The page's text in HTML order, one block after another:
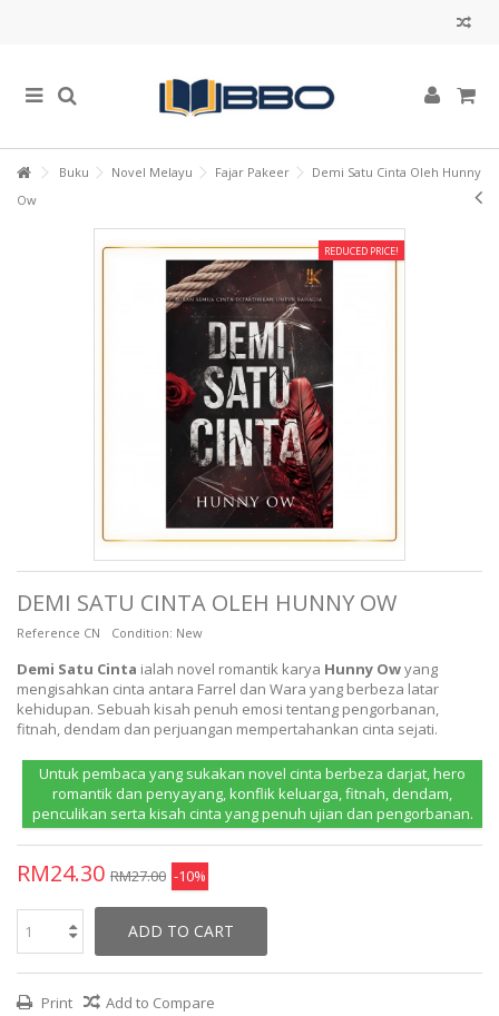
Buku Novel Melayu Fajar Pakeer
Demi Satu Cinta Oleh Hunny
Ow
REDUCED PRICE!
DEMI SATU CINTA OLEH HUNNY OW
Reference CN Condition: New
Demi Satu Cinta ialah novel romantik karya Hunny Owyang
mengisahkan cinta antara Farrel dan Wara yang berbeza latar
kehidupan. Sebuah kisah penuh emosi tentang pengorbanan,
fitnah, dendam dan perjuangan mempertahankan cinta sejati.
Untuk pembaca yang sukakan novel cinta berbeza darjat, hero
romantik dan penyayang, konflik keluarga, fitnah, dendam,
penculikan serta kisah cinta yang penuh ujian dan pengorbanan.
RM24.30 RM27.00 -10%
ADD TO CART
Print Add to Compare